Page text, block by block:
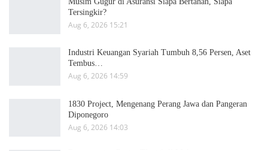
Tersingkir?
Aug 6, 2026 15:21
Industri Keuangan Syariah Tumbuh 8,56 Persen, Aset
Tembus…
Aug 6, 2026 14:59
1830 Project, Mengenang Perang Jawa dan Pangeran
Diponegoro
Aug 6, 2026 14:03